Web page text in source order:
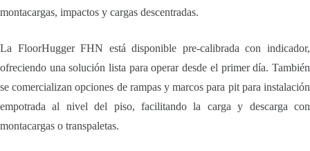
montacargas, impactos y cargas descentradas.
La FloorHugger FHN está disponible pre-calibrada con indicador,
ofreciendo una solución lista para operar desde el primer día. También
se comercializan opciones de rampas y marcos para pit para instalación
empotrada al nivel del piso, facilitando la carga y descarga con
montacargas o transpaletas.